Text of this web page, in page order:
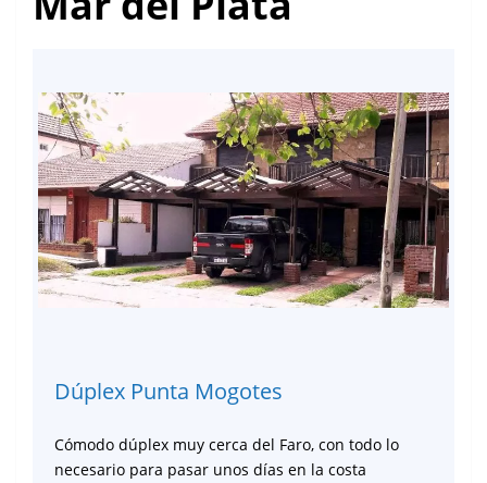
Dúplex Punta Mogotes
Cómodo dúplex muy cerca del Faro, con todo lo
necesario para pasar unos días en la costa